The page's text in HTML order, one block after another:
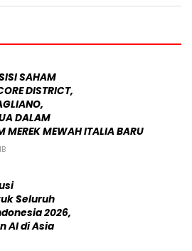
SAHAM
DISTRICT,
DALAM
MEREK MEWAH ITALIA BARU
Seluruh
2026,
AI di Asia